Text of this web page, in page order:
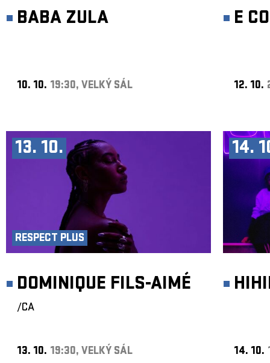
BABA ZULA
10. 10. 19:30, VELKÝ SÁL
E
12. 10.
13. 10.
RESPECT PLUS
DOMINIQUE FILS-AIMÉ
/CA
13. 10. 19:30, VELKÝ SÁL
14.
14. 10.